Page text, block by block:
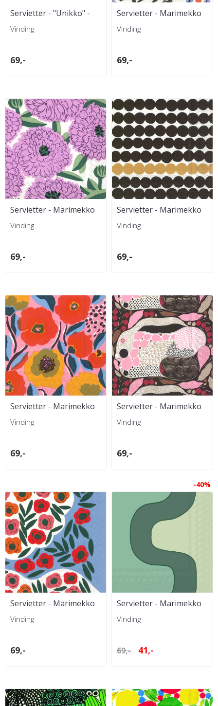
Servietter - "Unikko" -
Svart
Vinding
69,-
Servietter - Marimekko
Mykerö White Yellow
Lunch
Vinding
69,-
Servietter - Marimekko
Primavera Lilac Lunch
Vinding
69,-
Servietter - Marimekko
Räsymatto Black Gold
Lunch
Vinding
69,-
Servietter - Marimekko
Rosarium Rose Lunch
Vinding
69,-
Servietter - Marimekko
Rusakko Blue Lunch
Vinding
69,-
Servietter - Marimekko
Ruukku Blue Lunch
Vinding
69,-
-40%
Servietter - Marimekko
Seireeni Light Green
Lunch
Vinding
69,- 41,-